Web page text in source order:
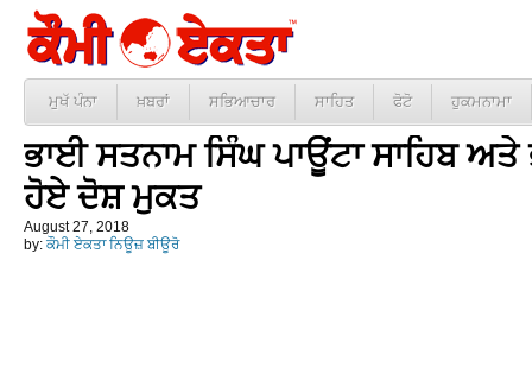
ਮੁਖੱ ਪੰਨਾ ਖ਼ਬਰਾਂ ਸਭਿਆਚਾਰ ਸਾਹਿਤ ਫੋਟੋ ਹੁਕਮਨਾਮਾ
ਭਾਈ ਸਤਨਾਮ ਸਿੰਘ ਪਾਊਂਟਾ ਸਾਹਿਬ
ਹੋਏ ਦੋਸ਼ ਮੁਕਤ
August 27, 2018
by: ਕੌਮੀ ਏਕਤਾ ਨਿਊਜ਼ ਬੀਊਰੋ